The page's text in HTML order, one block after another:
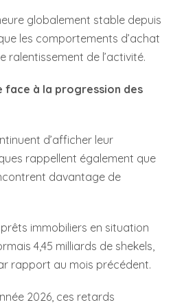
globalement stable depuis
les comportements d’achat
ralentissement de l’activité.
face à la progression des
d’afficher leur
rappellent également que
davantage de
immobiliers en situation
4,45 milliards de shekels,
rapport au mois précédent.
2026, ces retards